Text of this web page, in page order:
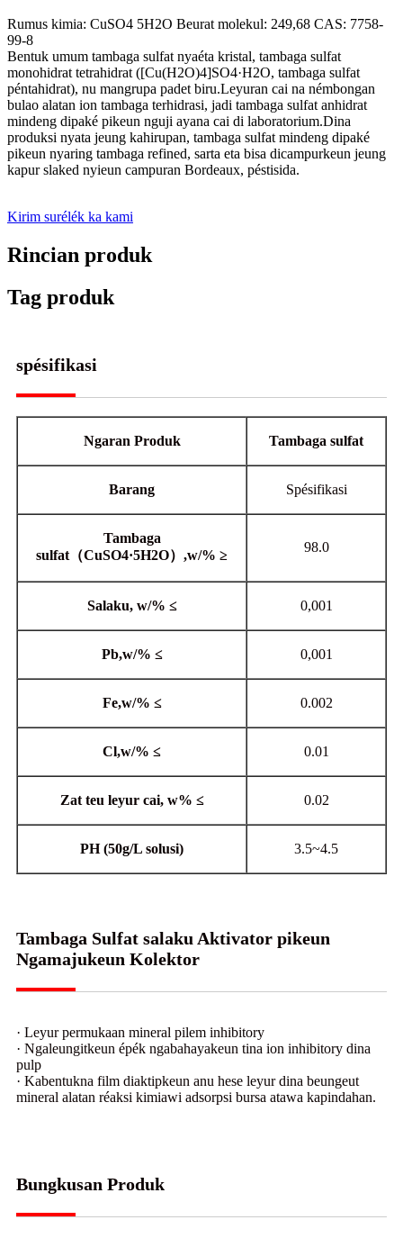
Rumus kimia: CuSO4 5H2O Beurat molekul: 249,68 CAS: 7758-
99-8
Bentuk umum tambaga sulfat nyaéta kristal, tambaga sulfat
monohidrat tetrahidrat ([Cu(H2O)4]SO4·H2O, tambaga sulfat
péntahidrat), nu mangrupa padet biru.Leyuran cai na némbongan
bulao alatan ion tambaga terhidrasi, jadi tambaga sulfat anhidrat
mindeng dipaké pikeun nguji ayana cai di laboratorium.Dina
produksi nyata jeung kahirupan, tambaga sulfat mindeng dipaké
pikeun nyaring tambaga refined, sarta eta bisa dicampurkeun jeung
kapur slaked nyieun campuran Bordeaux, péstisida.
Kirim surélék ka kami
Rincian produk
Tag produk
spésifikasi
Ngaran Produk Tambaga sulfat
Barang Spésifikasi
Tambaga
sulfat（CuSO4·5H2O）,w/% ≥
98.0
Salaku, w/% ≤ 0,001
Pb,w/% ≤ 0,001
Fe,w/% ≤ 0.002
Cl,w/% ≤ 0.01
Zat teu leyur cai, w% ≤ 0.02
PH (50g/L solusi) 3.5~4.5
Tambaga Sulfat salaku Aktivator pikeun
Ngamajukeun Kolektor
· Leyur permukaan mineral pilem inhibitory
· Ngaleungitkeun épék ngabahayakeun tina ion inhibitory dina
pulp
· Kabentukna film diaktipkeun anu hese leyur dina beungeut
mineral alatan réaksi kimiawi adsorpsi bursa atawa kapindahan.
Bungkusan Produk